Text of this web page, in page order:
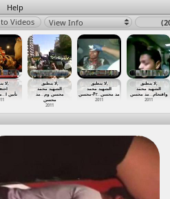
Help
View Info
لا ينطبق,
تأبين ا…
لا ينطبق,
الشهيد محمد
محسن وم …مد
محسن
2011
لا ينطبق,
الشهيد محمد
محسن-Pr…مد محسن
2011
لا ينطبق,
الشهيد محمد
واقتحام …مد محسن
2011